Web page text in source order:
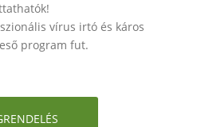
vírus irtó és káros
program fut.